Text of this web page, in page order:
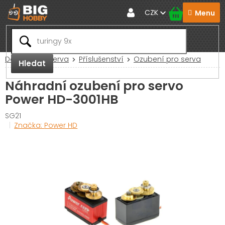
Přejít
na
obsah
Hledat
CZK
Domů RC Serva Příslušenství Ozubení pro serva
Náhradní ozubení pro servo
Power HD-3001HB
SG21
Značka: Power HD